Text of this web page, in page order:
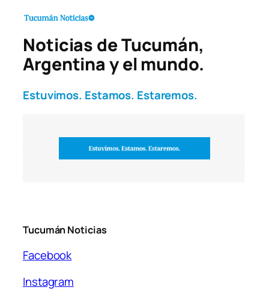
Noticias de Tucumán,
Argentina y el mundo.
Estuvimos. Estamos. Estaremos.
Tucumán Noticias
Facebook
Instagram